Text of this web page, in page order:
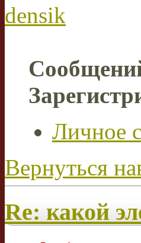
densik
Личное
Вернуться
Re: какой